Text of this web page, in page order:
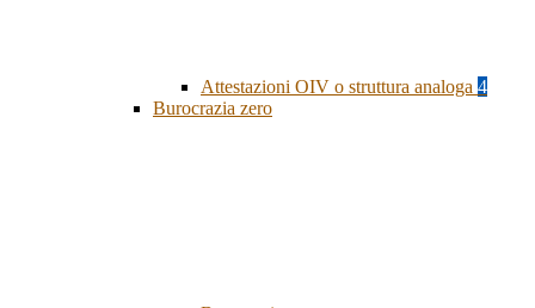
Attestazioni OIV o struttura analoga 4
Burocrazia zero